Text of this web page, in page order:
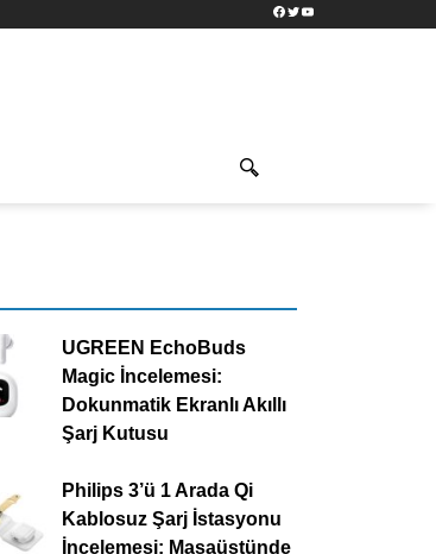
Facebook
TwitterYouTube
UGREEN EchoBuds
Magic İncelemesi:
Dokunmatik Ekranlı Akıllı
Şarj Kutusu
Philips 3’ü 1 Arada Qi
Kablosuz Şarj İstasyonu
İncelemesi: Masaüstünde